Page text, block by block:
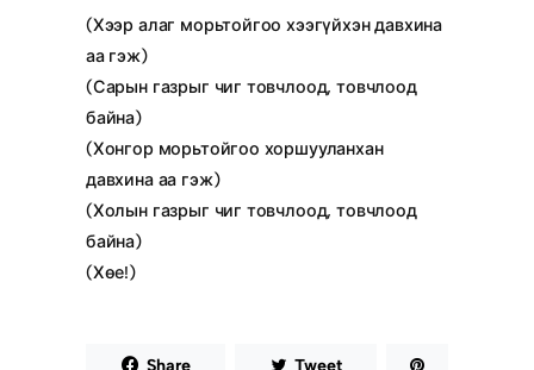
(Хээр алаг морьтойгоо хээгүйхэн давхина
аа гэж)
(Сарын газрыг чиг товчлоод, товчлоод
байна)
(Хонгор морьтойгоо хоршууланхан
давхина аа гэж)
(Холын газрыг чиг товчлоод, товчлоод
байна)
(Хөе!)
Share Tweet